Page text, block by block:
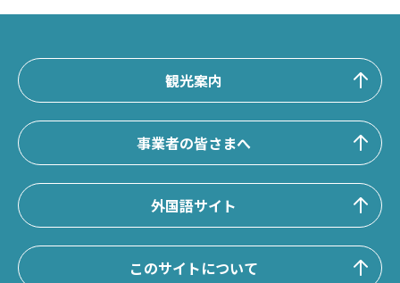
観光案内
事業者の皆さまへ
外国語サイト
このサイトについて